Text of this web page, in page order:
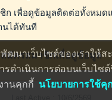
ก เพื่อดูข้อมูลติดต่อทั้งหมด
นได้ทันที
สมัครสมาชิกเพื่อดูข้อมูล
พัฒนาเว็บไซต์ของเราให้ส
รดำเนินการต่อบนเว็บไซ
านคุกกี้ นโยบายการใช้คุ